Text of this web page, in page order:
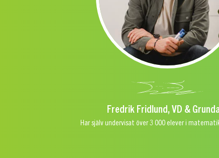
Fredrik Fridlund, VD &
Har själv undervisat över 3 000 elever i